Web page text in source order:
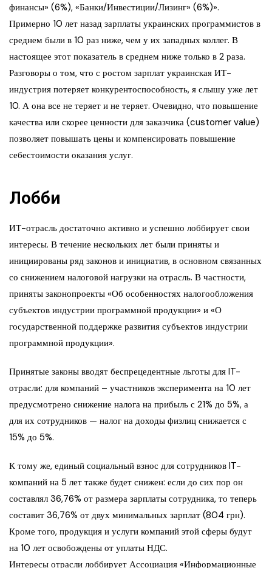
финансы» (6%), «Банки/Инвестиции/Лизинг» (6%)».
Примерно 10 лет назад зарплаты украинских программистов в
среднем были в 10 раз ниже, чем у их западных коллег. В
настоящее этот показатель в среднем ниже только в 2 раза.
Разговоры о том, что с ростом зарплат украинская ИТ-
индустрия потеряет конкурентоспособность, я слышу уже лет
10. А она все не теряет и не теряет. Очевидно, что повышение
качества или скорее ценности для заказчика (customer value)
позволяет повышать цены и компенсировать повышение
себестоимости оказания услуг.
Лобби
ИТ-отрасль достаточно активно и успешно лоббирует свои
интересы. В течение нескольких лет были приняты и
инициированы ряд законов и инициатив, в основном связанных
со снижением налоговой нагрузки на отрасль. В частности,
приняты законопроекты «Об особенностях налогообложения
субъектов индустрии программной продукции» и «О
государственной поддержке развития субъектов индустрии
программной продукции».
Принятые законы вводят беспрецедентные льготы для IT-
отрасли: для компаний – участников эксперимента на 10 лет
предусмотрено снижение налога на прибыль с 21% до 5%, а
для их сотрудников — налог на доходы физлиц снижается с
15% до 5%.
К тому же, единый социальный взнос для сотрудников IT-
компаний на 5 лет также будет снижен: если до сих пор он
составлял 36,76% от размера зарплаты сотрудника, то теперь
составит 36,76% от двух минимальных зарплат (804 грн).
Кроме того, продукция и услуги компаний этой сферы будут
на 10 лет освобождены от уплаты НДС.
Интересы отрасли лоббирует Ассоциация «Информационные